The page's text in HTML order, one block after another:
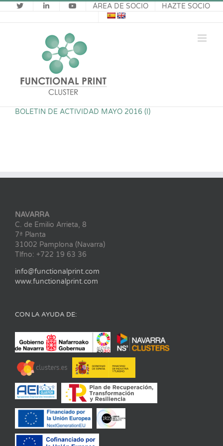
Saltar
al
contenido
ÁREA DE SOCIO HAZTE SOCIO
BOLETIN DE ACTIVIDAD MAYO 2016 (I)
NAVARRA
C. de Emilio Arrieta, 8
7ª Planta
31002 Pamplona (Navarra)
Tlfno: +722 19 63 36
info@functionalprint.com
www.functionalprint.com
CON LA AYUDA DE: